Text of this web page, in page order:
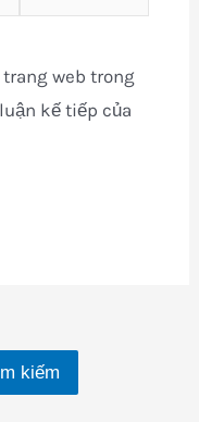
kiếm
web trong
kế tiếp của